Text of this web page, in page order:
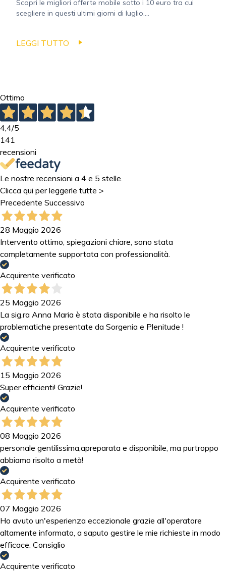
Scopri le migliori offerte mobile sotto i 10 euro tra cui
scegliere in questi ultimi giorni di luglio....
LEGGI TUTTO
Ottimo
4,4/5
141
recensioni
Le nostre recensioni a 4 e 5 stelle.
Clicca qui per leggerle tutte >
Precedente Successivo
28 Maggio 2026
Intervento ottimo, spiegazioni chiare, sono stata
completamente supportata con professionalità.
Acquirente verificato
25 Maggio 2026
La sig.ra Anna Maria è stata disponibile e ha risolto le
problematiche presentate da Sorgenia e Plenitude !
Acquirente verificato
15 Maggio 2026
Super efficienti! Grazie!
Acquirente verificato
08 Maggio 2026
personale gentilissima,apreparata e disponibile, ma purtroppo
abbiamo risolto a metà!
Acquirente verificato
07 Maggio 2026
Ho avuto un'esperienza eccezionale grazie all'operatore
altamente informato, a saputo gestire le mie richieste in modo
efficace. Consiglio
Acquirente verificato